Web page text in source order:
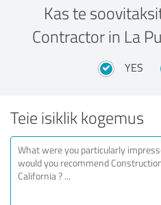
Kas te
Contractor in La
YES
Teie isiklik kogemus